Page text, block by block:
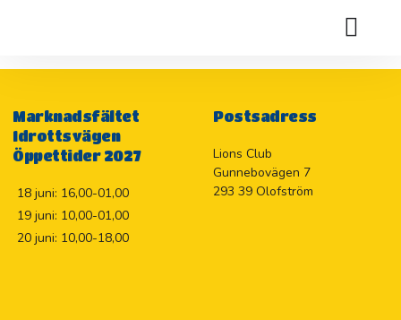
Postsadress
Lions Club
Gunnebovägen 7
293 39 Olofström
Marknadsfältet
Idrottsvägen
Öppettider 2027
18 juni: 16,00-01,00
19 juni: 10,00-01,00
20 juni: 10,00-18,00